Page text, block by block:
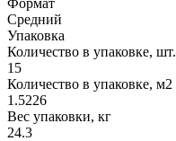
Средний
Упаковка
Количество в упаковке, шт.
15
Количество в упаковке, м2
1.5226
Вес упаковки, кг
24.3